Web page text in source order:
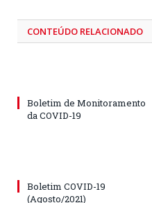
CONTEÚDO RELACIONADO
Boletim de Monitoramento
da COVID-19
Boletim COVID-19
(Agosto/2021)